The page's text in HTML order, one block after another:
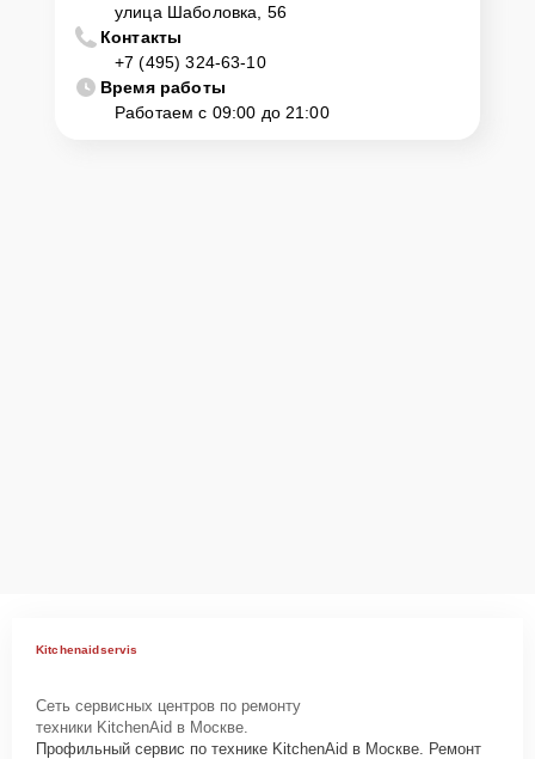
улица Шаболовка, 56
Контакты
+7 (495) 324-63-10
Время работы
Работаем с 09:00 до 21:00
Kitchenaidservis
Сеть сервисных центров по ремонту
техники KitchenAid в Москве.
Профильный сервис по технике KitchenAid в Москве. Ремонт